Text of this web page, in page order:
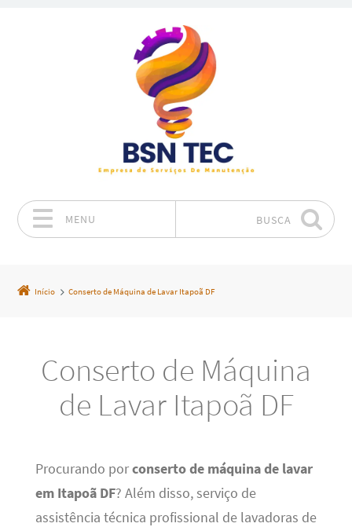
MENU BUSCA
Início Conserto de Máquina de Lavar Itapoã DF
Conserto de Máquina
de Lavar Itapoã DF
Procurando porconserto de máquina de lavar
em Itapoã DF? Além disso, serviço de
assistência técnica profissional de lavadoras de